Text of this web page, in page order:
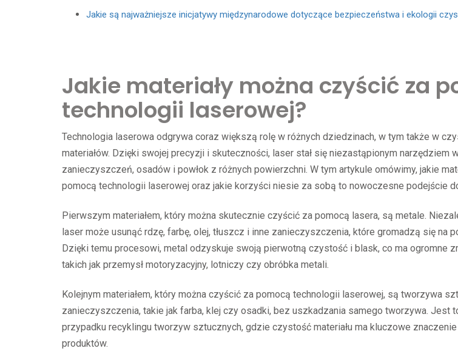
Jakie są najważniejsze inicjatywy międzynarodowe dotyczące bezpieczeństwa i ekologii
Jakie materiały można czyścić za
technologii laserowej?
Technologia laserowa odgrywa coraz większą rolę w różnych dziedzinach, w tym także w
materiałów. Dzięki swojej precyzji i skuteczności, laser stał się niezastąpionym narzędziem
zanieczyszczeń, osadów i powłok z różnych powierzchni. W tym artykule omówimy, jakie
pomocą technologii laserowej oraz jakie korzyści niesie za sobą to nowoczesne podejście
Pierwszym materiałem, który można skutecznie czyścić za pomocą lasera, są metale.
laser może usunąć rdzę, farbę, olej, tłuszcz i inne zanieczyszczenia, które gromadzą się na
Dzięki temu procesowi, metal odzyskuje swoją pierwotną czystość i blask, co ma ogromne
takich jak przemysł motoryzacyjny, lotniczy czy obróbka metali.
Kolejnym materiałem, który można czyścić za pomocą technologii laserowej, są tworzywa
zanieczyszczenia, takie jak farba, klej czy osadki, bez uszkadzania samego tworzywa. Jest
przypadku recyklingu tworzyw sztucznych, gdzie czystość materiału ma kluczowe
produktów.